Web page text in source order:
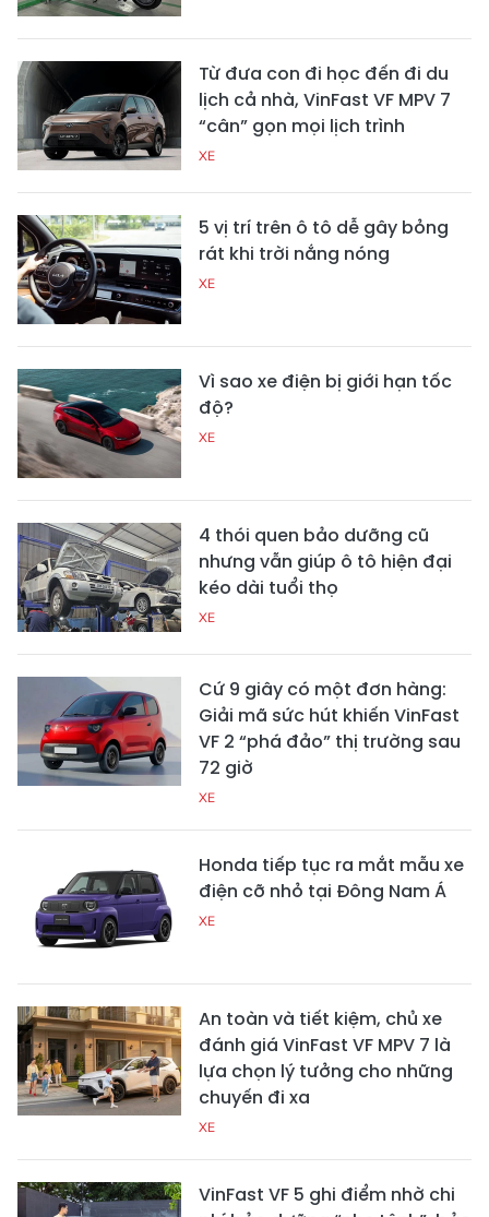
Từ đưa con đi học đến đi du
lịch cả nhà, VinFast VF MPV 7
“cân” gọn mọi lịch trình
XE
5 vị trí trên ô tô dễ gây bỏng
rát khi trời nắng nóng
XE
Vì sao xe điện bị giới hạn tốc
độ?
XE
4 thói quen bảo dưỡng cũ
nhưng vẫn giúp ô tô hiện đại
kéo dài tuổi thọ
XE
Cứ 9 giây có một đơn hàng:
Giải mã sức hút khiến VinFast
VF 2 “phá đảo” thị trường sau
72 giờ
XE
Honda tiếp tục ra mắt mẫu xe
điện cỡ nhỏ tại Đông Nam Á
XE
An toàn và tiết kiệm, chủ xe
đánh giá VinFast VF MPV 7 là
lựa chọn lý tưởng cho những
chuyến đi xa
XE
VinFast VF 5 ghi điểm nhờ chi